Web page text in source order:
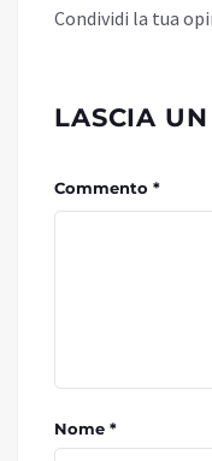
Condividi la tua
LASCIA
Commento *
Nome *